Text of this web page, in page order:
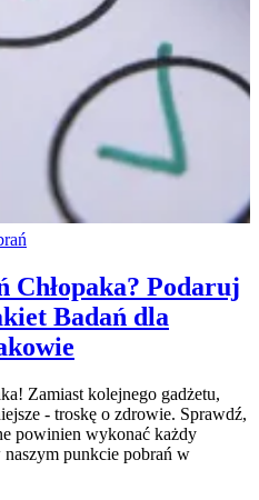
Chłopaka? Podaruj
Badań dla
Zamiast kolejnego gadżetu,
- troskę o zdrowie. Sprawdź,
powinien wykonać każdy
punkcie pobrań w